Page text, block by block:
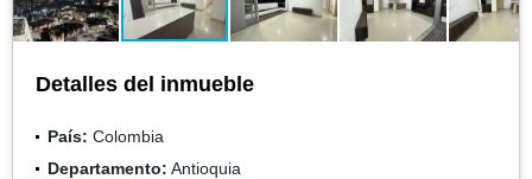
Detalles del inmueble
País: Colombia
Departamento: Antioquia